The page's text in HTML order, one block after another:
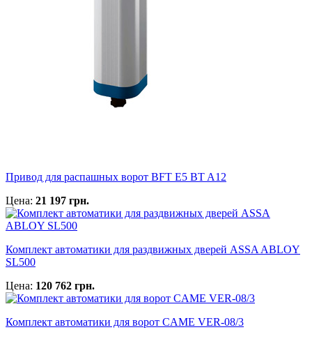
Привод для распашных ворот BFT E5 BT A12
Цена: 21 197 грн.
Комплект автоматики для раздвижных дверей ASSA ABLOY
SL500
Цена: 120 762 грн.
Комплект автоматики для ворот CAME VER-08/3